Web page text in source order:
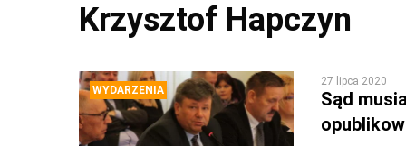
Krzysztof Hapczyn
WYDARZENIA
27 lipca 2020
Sąd